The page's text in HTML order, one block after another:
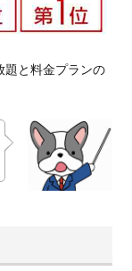
題と料金プランの